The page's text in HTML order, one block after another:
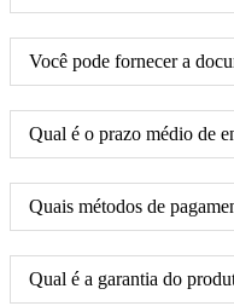
Você pode fornecer a
Qual é o prazo médio de
Quais métodos de
Qual é a garantia do